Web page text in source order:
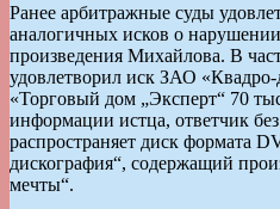
Ранее арбитражные суды
аналогичных исков о
произведения Михайлова. В
удовлетворил иск ЗАО
«Торговый дом „Эксперт“ 70
информации истца, ответчик без
распространяет диск формата
дискография“, содержащий
мечты“.